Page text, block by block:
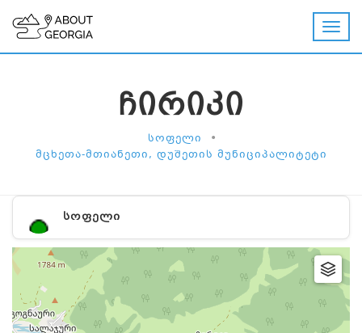
ᲩᲘᲠᲘᲙᲘ
ᲡᲝᲤᲔᲚᲘ •
ᲛᲪᲮᲔᲗᲐ-ᲛᲗᲘᲐᲜᲔᲗᲘ, ᲓᲣᲨᲔᲗᲘᲡ ᲛᲣᲜᲘᲪᲘᲞᲐᲚᲘᲢᲔᲢᲘ
ᲡᲝᲤᲔᲚᲘ